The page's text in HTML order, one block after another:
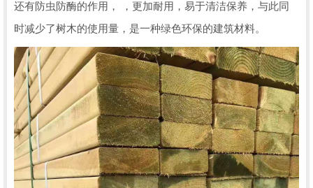
还有防虫防酶的作用， ，更加耐用，易于清洁保养，与此同
时减少了树木的使用量，是一种绿色环保的建筑材料。